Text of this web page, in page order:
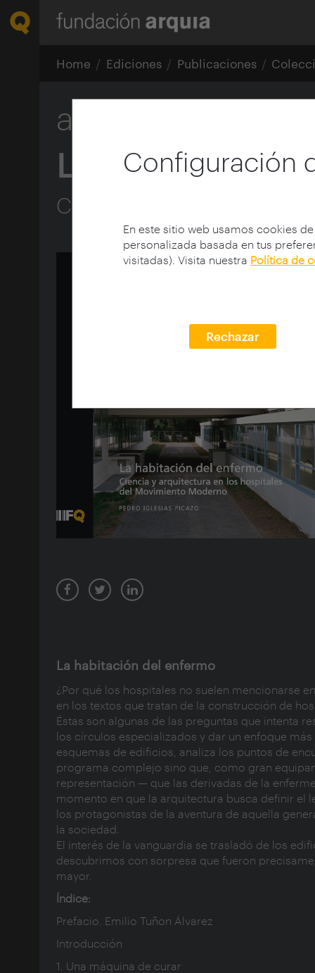
Configuración
En este sitio web usamos cookies
personalizada basada en tus
visitadas). Visita nuestra Política de
Rechazar
Home Ediciones Publicaciones
arquia/tesis 32
La habitación
Ciencia y arquitectura en
La habitación del enfermo
¿Por qué los hospitales no suelen mencionarse
en los textos que tratan de la construcción de
Éstas son algunas de las preguntas que intenta
los círculos especializados y dar un enfoque
esquemas de edificios, analiza los puntos de
programa complejo sino que, como gran
representación — que las derivadas de la
momento en que la arquitectura busca definir el
los protagonistas de la aventura de aquella
la sociedad.
El interés de la vanguardia se trasladó de los
descubrimos con sorpresa que fueron
mayor.
Índice:
Prefacio. Emilio Tuñon Álvarez
Introducción
1. Una máquina de curar